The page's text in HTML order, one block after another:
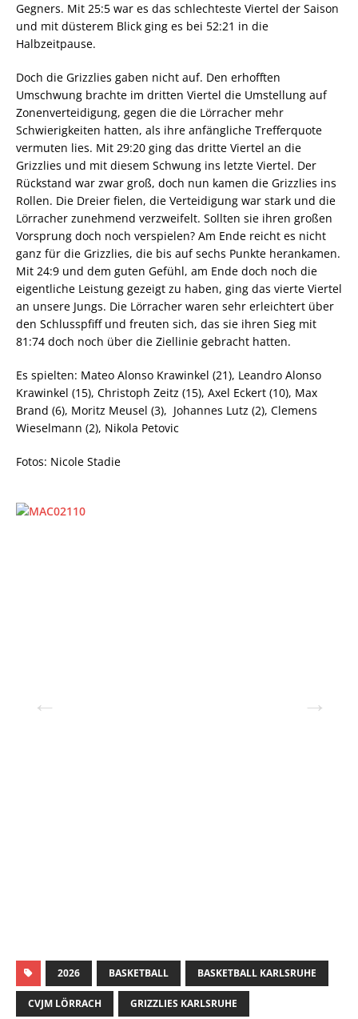
Gegners. Mit 25:5 war es das schlechteste Viertel der Saison
und mit düsterem Blick ging es bei 52:21 in die
Halbzeitpause.
Doch die Grizzlies gaben nicht auf. Den erhofften
Umschwung brachte im dritten Viertel die Umstellung auf
Zonenverteidigung, gegen die die Lörracher mehr
Schwierigkeiten hatten, als ihre anfängliche Trefferquote
vermuten lies. Mit 29:20 ging das dritte Viertel an die
Grizzlies und mit diesem Schwung ins letzte Viertel. Der
Rückstand war zwar groß, doch nun kamen die Grizzlies ins
Rollen. Die Dreier fielen, die Verteidigung war stark und die
Lörracher zunehmend verzweifelt. Sollten sie ihren großen
Vorsprung doch noch verspielen? Am Ende reicht es nicht
ganz für die Grizzlies, die bis auf sechs Punkte herankamen.
Mit 24:9 und dem guten Gefühl, am Ende doch noch die
eigentliche Leistung gezeigt zu haben, ging das vierte Viertel
an unsere Jungs. Die Lörracher waren sehr erleichtert über
den Schlusspfiff und freuten sich, das sie ihren Sieg mit
81:74 doch noch über die Ziellinie gebracht hatten.
Es spielten: Mateo Alonso Krawinkel (21), Leandro Alonso
Krawinkel (15), Christoph Zeitz (15), Axel Eckert (10), Max
Brand (6), Moritz Meusel (3), Johannes Lutz (2), Clemens
Wieselmann (2), Nikola Petovic
Fotos: Nicole Stadie
2026 BASKETBALL BASKETBALL KARLSRUHE
CVJM LÖRRACH GRIZZLIES KARLSRUHE